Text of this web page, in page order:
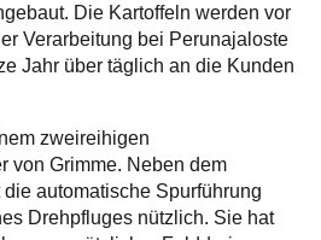
Die Kartoffeln werden vor
Verarbeitung bei Perunajaloste
Jahr über täglich an die Kunden
zweireihigen
von Grimme. Neben dem
automatische Spurführung
Drehpfluges nützlich. Sie hat